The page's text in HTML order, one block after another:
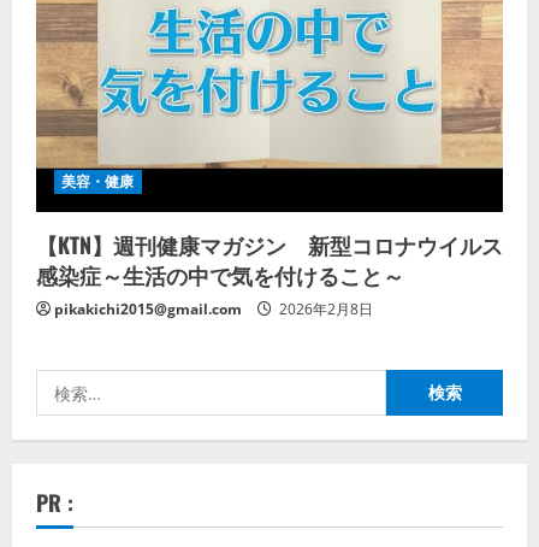
美容・健康
【KTN】週刊健康マガジン 新型コロナウイルス
感染症～生活の中で気を付けること～
pikakichi2015@gmail.com 2026年2月8日
索:
PR :